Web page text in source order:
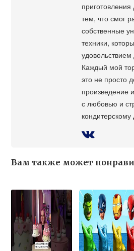
тем, что смог
собственные
техники,
Каждый мой
это не просто
произведение
с любовью и
кондитерскому
Вам также может